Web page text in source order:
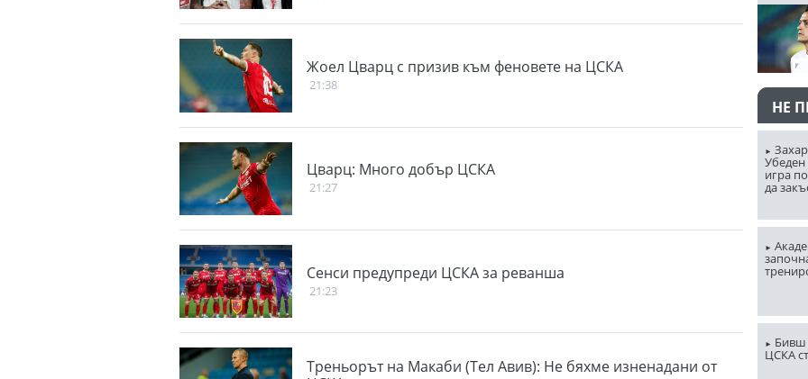
Жоел Цварц с призив към феновете на ЦСКА
21:38
Цварц: Много добър ЦСКА
21:27
Сенси предупреди ЦСКА за реванша
21:23
Треньорът на Макаби (Тел Авив): Не бяхме изненадани от
НЕ
Убеден
игра
да
Бивш
ЦСКА